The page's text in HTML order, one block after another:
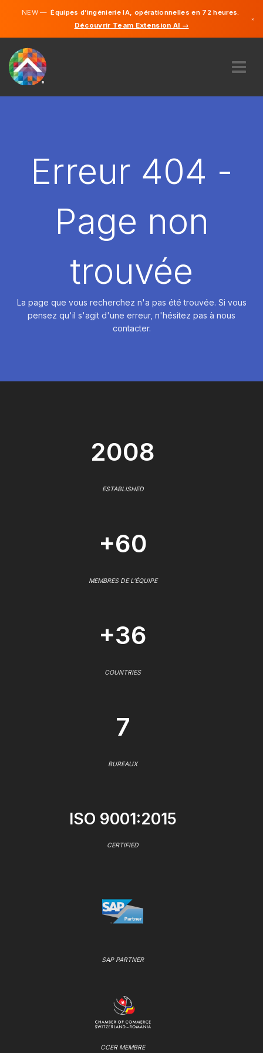
NEW —Équipes d’ingénierie IA, opérationnelles en 72 heures.
Découvrir Team Extension AI →
×
DÉMARRER
Anglais
Erreur 404 -
Page non
trouvée
La page que vous recherchez n'a pas été trouvée. Si vous
pensez qu'il s'agit d'une erreur, n'hésitez pas à nous
contacter.
2008
ESTABLISHED
+60
MEMBRES DE L'ÉQUIPE
+36
COUNTRIES
7
BUREAUX
ISO 9001:2015
CERTIFIED
SAP PARTNER
CCER MEMBRE